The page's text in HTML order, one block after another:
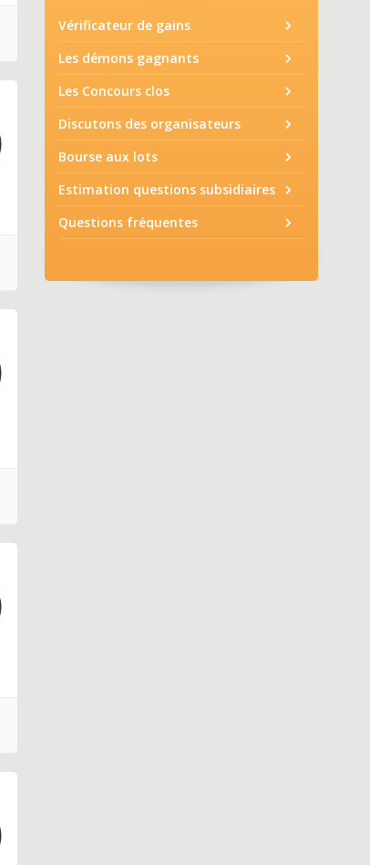
Vérificateur de gains
Les démons gagnants
Les Concours clos
Discutons des organisateurs
Bourse aux lots
Estimation questions subsidiaires
Questions fréquentes